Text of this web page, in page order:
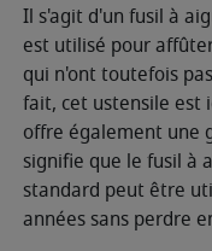
Il s'agit d'un fusil à
est utilisé pour
qui n'ont toutefois
fait, cet ustensile est
offre également une
signifie que le fusil à
standard peut être
années sans perdre